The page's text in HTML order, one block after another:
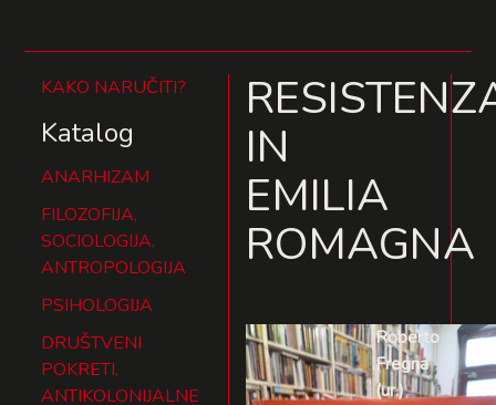
KAKO NARUČITI?
Katalog
ANARHIZAM
FILOZOFIJA,
SOCIOLOGIJA,
ANTROPOLOGIJA
PSIHOLOGIJA
DRUŠTVENI
POKRETI,
ANTIKOLONIJALNE
IN
EMILIA
ROMAGNA
Roberto
Fregna
(ur.)